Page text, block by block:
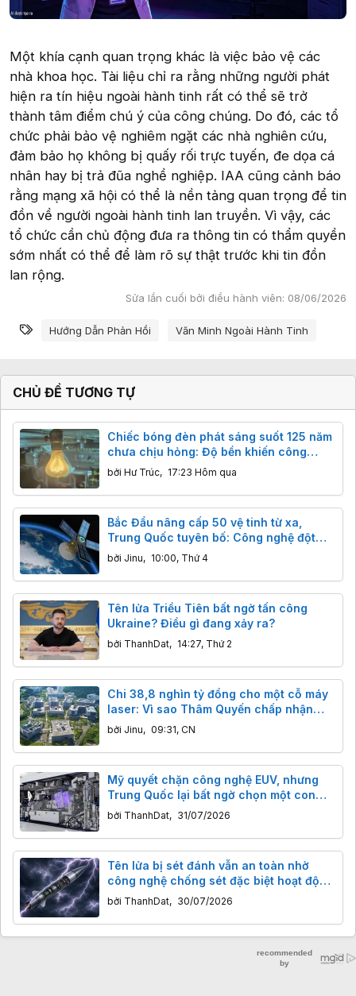
Một khía cạnh quan trọng khác là việc bảo vệ các
nhà khoa học. Tài liệu chỉ ra rằng những người phát
hiện ra tín hiệu ngoài hành tinh rất có thể sẽ trở
thành tâm điểm chú ý của công chúng. Do đó, các tổ
chức phải bảo vệ nghiêm ngặt các nhà nghiên cứu,
đảm bảo họ không bị quấy rối trực tuyến, đe dọa cá
nhân hay bị trả đũa nghề nghiệp. IAA cũng cảnh báo
rằng mạng xã hội có thể là nền tảng quan trọng để tin
đồn về người ngoài hành tinh lan truyền. Vì vậy, các
tổ chức cần chủ động đưa ra thông tin có thẩm quyền
sớm nhất có thể để làm rõ sự thật trước khi tin đồn
lan rộng.
Sửa lần cuối bởi điều hành viên: 08/06/2026
Từ khóa
Hướng Dẫn Phản Hồi Văn Minh Ngoài Hành Tinh
CHỦ ĐỀ TƯƠNG TỰ
Chiếc bóng đèn phát sáng suốt 125 năm
chưa chịu hỏng: Độ bền khiến công
nghệ hiện đại cũng phải ngả nón
bởi Hư Trúc, 17:23 Hôm qua
Bắc Đẩu nâng cấp 50 vệ tinh từ xa,
Trung Quốc tuyên bố: Công nghệ đột
phá, độ chính xác centimet vượt trội
bởi Jinu, 10:00, Thứ 4
Tên lửa Triều Tiên bất ngờ tấn công
Ukraine? Điều gì đang xảy ra?
bởi ThanhDat, 14:27, Thứ 2
Chi 38,8 nghìn tỷ đồng cho một cỗ máy
laser: Vì sao Thâm Quyến chấp nhận
"mài kiếm" cả trăm năm
bởi Jinu, 09:31, CN
Mỹ quyết chặn công nghệ EUV, nhưng
Trung Quốc lại bất ngờ chọn một con
đường khác để phát triển chip tiên tiến
bởi ThanhDat, 31/07/2026
Tên lửa bị sét đánh vẫn an toàn nhờ
công nghệ chống sét đặc biệt hoạt động
ra sao?
bởi ThanhDat, 30/07/2026